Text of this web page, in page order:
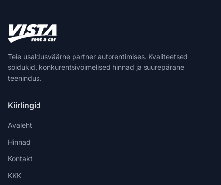
Teie usaldusväärne partner autorentimises. Kvaliteetsed
sõidukid, konkurentsivõimelised hinnad ja suurepärane
teenindus.
Kiirlingid
Avaleht
Hinnad
Kontakt
KKK